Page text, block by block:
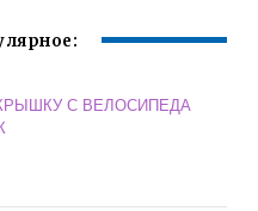
С ВЕЛОСИПЕДА